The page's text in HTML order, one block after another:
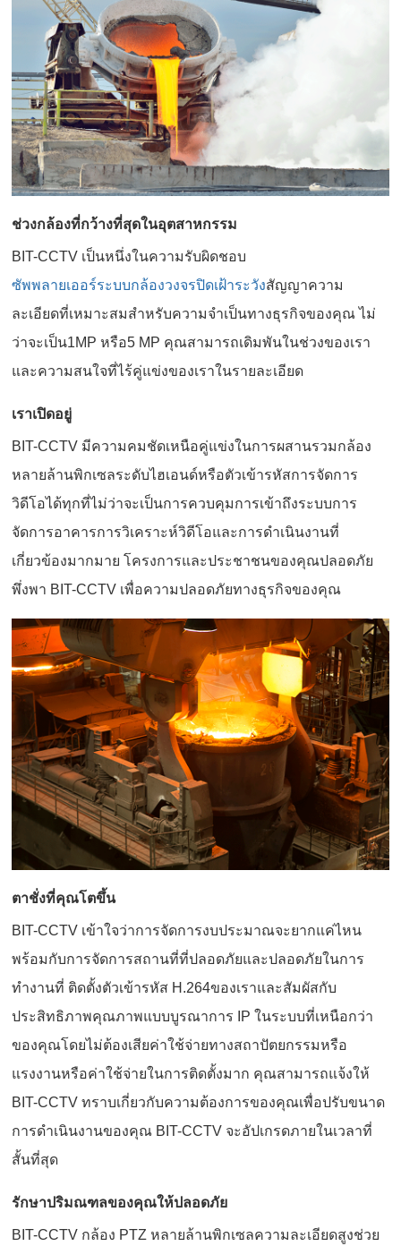
ช่วงกล้องที่กว้างที่สุดในอุตสาหกรรม
BIT-CCTV เป็นหนึ่งในความรับผิดชอบ
ซัพพลายเออร์ระบบกล้องวงจรปิดเฝ้าระวังสัญญาความ
ละเอียดที่เหมาะสมสำหรับความจำเป็นทางธุรกิจของคุณ ไม่
ว่าจะเป็น1MP หรือ5 MP คุณสามารถเดิมพันในช่วงของเรา
และความสนใจที่ไร้คู่แข่งของเราในรายละเอียด
เราเปิดอยู่
BIT-CCTV มีความคมชัดเหนือคู่แข่งในการผสานรวมกล้อง
หลายล้านพิกเซลระดับไฮเอนด์หรือตัวเข้ารหัสการจัดการ
วิดีโอได้ทุกที่ไม่ว่าจะเป็นการควบคุมการเข้าถึงระบบการ
จัดการอาคารการวิเคราะห์วิดีโอและการดำเนินงานที่
เกี่ยวข้องมากมาย โครงการและประชาชนของคุณปลอดภัย
พึ่งพา BIT-CCTV เพื่อความปลอดภัยทางธุรกิจของคุณ
ตาชั่งที่คุณโตขึ้น
BIT-CCTV เข้าใจว่าการจัดการงบประมาณจะยากแค่ไหน
พร้อมกับการจัดการสถานที่ที่ปลอดภัยและปลอดภัยในการ
ทำงานที่ ติดตั้งตัวเข้ารหัส H.264ของเราและสัมผัสกับ
ประสิทธิภาพคุณภาพแบบบูรณาการ IP ในระบบที่เหนือกว่า
ของคุณโดยไม่ต้องเสียค่าใช้จ่ายทางสถาปัตยกรรมหรือ
แรงงานหรือค่าใช้จ่ายในการติดตั้งมาก คุณสามารถแจ้งให้
BIT-CCTV ทราบเกี่ยวกับความต้องการของคุณเพื่อปรับขนาด
การดำเนินงานของคุณ BIT-CCTV จะอัปเกรดภายในเวลาที่
สั้นที่สุด
รักษาปริมณฑลของคุณให้ปลอดภัย
BIT-CCTV กล้อง PTZ หลายล้านพิกเซลความละเอียดสูงช่วย